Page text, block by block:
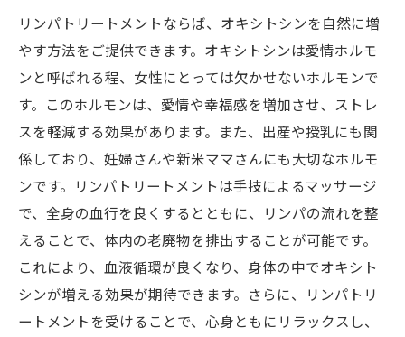
リンパトリートメントならば、オキシトシンを自然に増
やす方法をご提供できます。オキシトシンは愛情ホルモ
ンと呼ばれる程、女性にとっては欠かせないホルモンで
す。このホルモンは、愛情や幸福感を増加させ、ストレ
スを軽減する効果があります。また、出産や授乳にも関
係しており、妊婦さんや新米ママさんにも大切なホルモ
ンです。リンパトリートメントは手技によるマッサージ
で、全身の血行を良くするとともに、リンパの流れを整
えることで、体内の老廃物を排出することが可能です。
これにより、血液循環が良くなり、身体の中でオキシト
シンが増える効果が期待できます。さらに、リンパトリ
ートメントを受けることで、心身ともにリラックスし、